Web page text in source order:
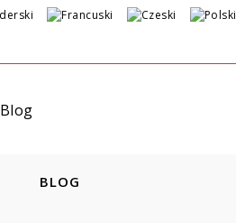
BLOG